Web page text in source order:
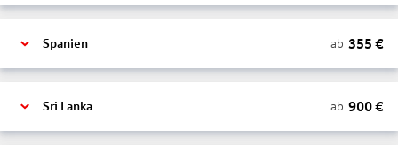
Spanien ab 355 €
Sri Lanka ab 900€